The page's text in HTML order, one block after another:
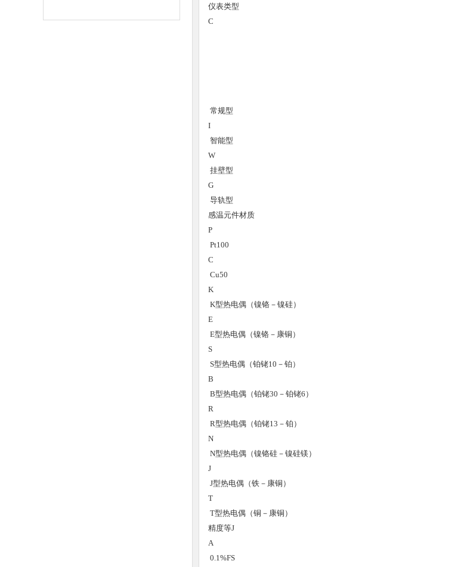
仪表类型
C
常规型
I
智能型
W
挂壁型
G
导轨型
感温元件材质
P
Pt100
C
Cu50
K
K型热电偶（镍铬－镍硅）
E
E型热电偶（镍铬－康铜）
S
S型热电偶（铂铑10－铂）
B
B型热电偶（铂铑30－铂铑6）
R
R型热电偶（铂铑13－铂）
N
N型热电偶（镍铬硅－镍硅镁）
J
J型热电偶（铁－康铜）
T
T型热电偶（铜－康铜）
精度等J
A
0.1%FS